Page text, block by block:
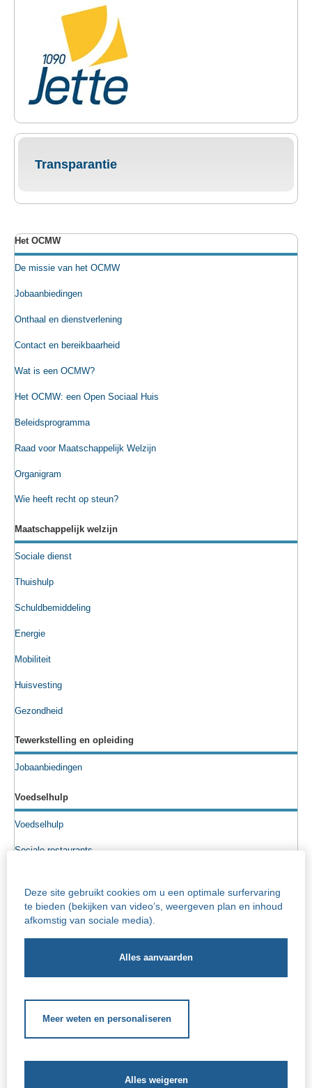
Deze site gebruikt cookies om u een optimale surfervaring
te bieden (bekijken van video’s, weergeven plan en inhoud
afkomstig van sociale media).
Meer weten en personaliseren
Transparantie
Het OCMW
De missie van het OCMW
Jobaanbiedingen
Onthaal en dienstverlening
Contact en bereikbaarheid
Wat is een OCMW?
Het OCMW: een Open Sociaal Huis
Beleidsprogramma
Raad voor Maatschappelijk Welzijn
Organigram
Wie heeft recht op steun?
Maatschappelijk welzijn
Sociale dienst
Thuishulp
Schuldbemiddeling
Energie
Mobiliteit
Huisvesting
Gezondheid
Tewerkstelling en opleiding
Jobaanbiedingen
Voedselhulp
Voedselhulp
Sociale restaurants
Sociale kruidenier
Socio-cultureel
Schoolgerelateerde hulp